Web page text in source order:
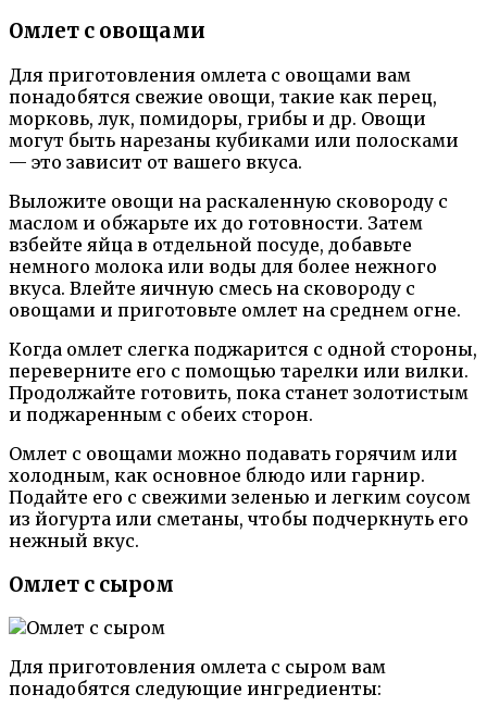
Омлет с овощами
Для приготовления омлета с овощами вам
понадобятся свежие овощи, такие как перец,
морковь, лук, помидоры, грибы и др. Овощи
могут быть нарезаны кубиками или полосками
— это зависит от вашего вкуса.
Выложите овощи на раскаленную сковороду с
маслом и обжарьте их до готовности. Затем
взбейте яйца в отдельной посуде, добавьте
немного молока или воды для более нежного
вкуса. Влейте яичную смесь на сковороду с
овощами и приготовьте омлет на среднем огне.
Когда омлет слегка поджарится с одной стороны,
переверните его с помощью тарелки или вилки.
Продолжайте готовить, пока станет золотистым
и поджаренным с обеих сторон.
Омлет с овощами можно подавать горячим или
холодным, как основное блюдо или гарнир.
Подайте его с свежими зеленью и легким соусом
из йогурта или сметаны, чтобы подчеркнуть его
нежный вкус.
Омлет с сыром
Для приготовления омлета с сыром вам
понадобятся следующие ингредиенты: